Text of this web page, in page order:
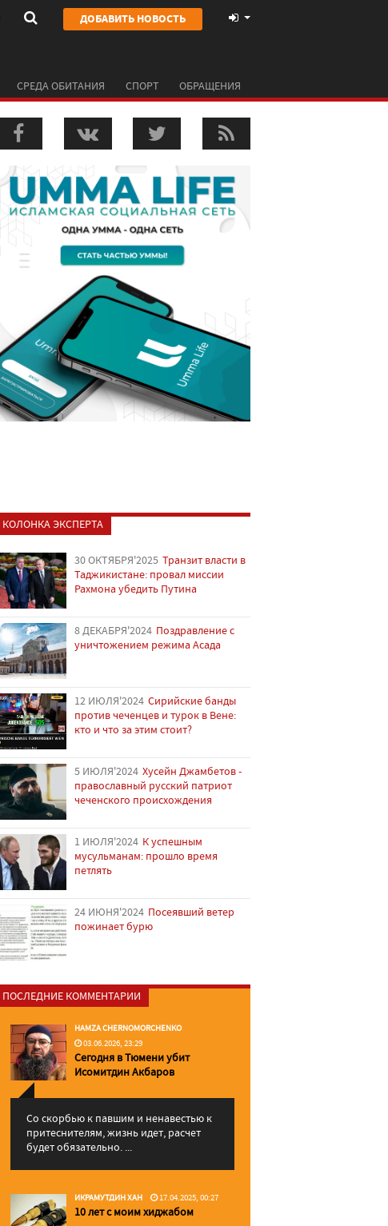
ДОБАВИТЬ НОВОСТЬ
СРЕДА ОБИТАНИЯ СПОРТ ОБРАЩЕНИЯ
КОЛОНКА ЭКСПЕРТА
30 ОКТЯБРЯ'2025 Транзит власти в
Таджикистане: провал миссии
Рахмона убедить Путина
8 ДЕКАБРЯ'2024 Поздравление с
уничтожением режима Асада
12 ИЮЛЯ'2024 Сирийские банды
против чеченцев и турок в Вене:
кто и что за этим стоит?
5 ИЮЛЯ'2024 Хусейн Джамбетов -
православный русский патриот
чеченского происхождения
1 ИЮЛЯ'2024 К успешным
мусульманам: прошло время
петлять
24 ИЮНЯ'2024 Посеявший ветер
пожинает бурю
ПОСЛЕДНИЕ КОММЕНТАРИИ
HAMZA CHERNOMORCHENKO
03.06.2026, 23:29
Сегодня в Тюмени убит
Исомитдин Акбаров
Со скорбью к павшим и ненавестью к
притеснителям, жизнь идет, расчет
будет обязательно. ...
ИКРАМУТДИН ХАН 17.04.2025, 00:27
10 лет с моим хиджабом